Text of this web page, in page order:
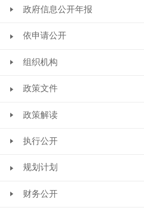
政府信息公开年报
依申请公开
组织机构
政策文件
政策解读
执行公开
规划计划
财务公开